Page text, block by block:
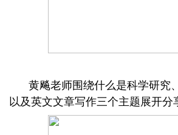
黄飚老师围绕什么是科学研究
以及英文文章写作三个主题展开分